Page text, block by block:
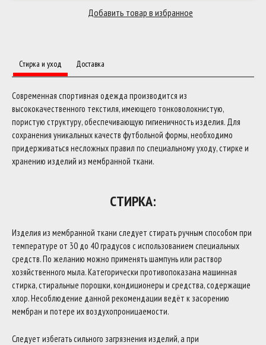
Стирка и уход Доставка
Современная спортивная одежда производится из
высококачественного текстиля, имеющего тонковолокнистую,
пористую структуру, обеспечивающую гигиеничность изделия. Для
сохранения уникальных качеств футбольной формы, необходимо
придерживаться несложных правил по специальному уходу, стирке и
хранению изделий из мембранной ткани.
СТИРКА:
Изделия из мембранной ткани следует стирать ручным способом при
температуре от 30 до 40 градусов с использованием специальных
средств. По желанию можно применять шампунь или раствор
хозяйственного мыла. Категорически противопоказана машинная
стирка, стиральные порошки, кондиционеры и средства, содержащие
хлор. Несоблюдение данной рекомендации ведёт к засорению
мембран и потере их воздухопроницаемости.
Следует избегать сильного загрязнения изделий, а при